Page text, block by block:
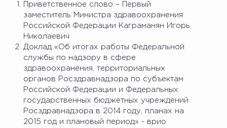
Приветственное слово – Первый
заместитель Министра здравоохранения
Российской Федерации Каграманян Игорь
Николаевич
Доклад «Об итогах работы Федеральной
службы по надзору в сфере
здравоохранения, территориальных
органов Росздравнадзора по субъектам
Российской Федерации и Федеральных
государственных бюджетных учреждений
Росздравнадзора в 2014 году, планах на
2015 год и плановый период» - врио